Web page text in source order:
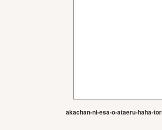
akachan-ni-esa-o-ataeru-haha-